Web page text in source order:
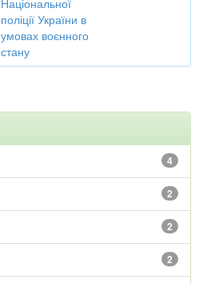
Національної
поліції України в
умовах воєнного
стану
4
2
2
2